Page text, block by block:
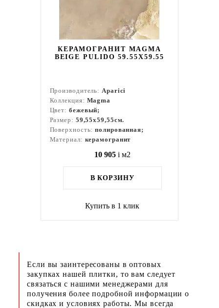
КЕРАМОГРАНИТ MAGMA
BEIGE PULIDO 59.55X59.55
Производитель:Aparici
Коллекция: Magma
Цвет: бежевый;
Размер: 59,55x59,55см.
Поверхность:полированная;
Материал: керамогранит
10 905 i м2
В КОРЗИНУ
Купить в 1 клик
Если вы заинтересованы в оптовых
закупках нашей плитки, то вам следует
связаться с нашими менеджерами для
получения более подробной информации о
скидках и условиях работы. Мы всегда